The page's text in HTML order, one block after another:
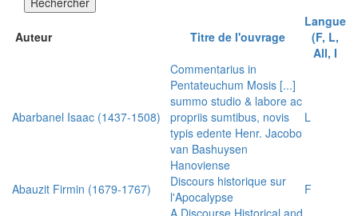
Auteur Titre de l'ouvrage
Langue
(F, L,
All, I
Abarbanel Isaac (1437-1508)
Commentarius in
Pentateuchum Mosis [...]
summo studio & labore ac
propriis sumtibus, novis
typis edente Henr. Jacobo
van Bashuysen
Hanoviense
L
Abauzit Firmin (1679-1767)
Discours historique sur
l'Apocalypse
F
A Discourse Historical and